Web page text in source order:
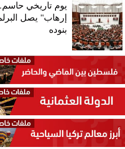
يوم تاريخي حاسم..
إرهاب" يصل
بنوده